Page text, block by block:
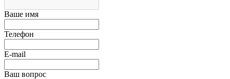
Ваше имя
Телефон
E-mail
Ваш вопрос